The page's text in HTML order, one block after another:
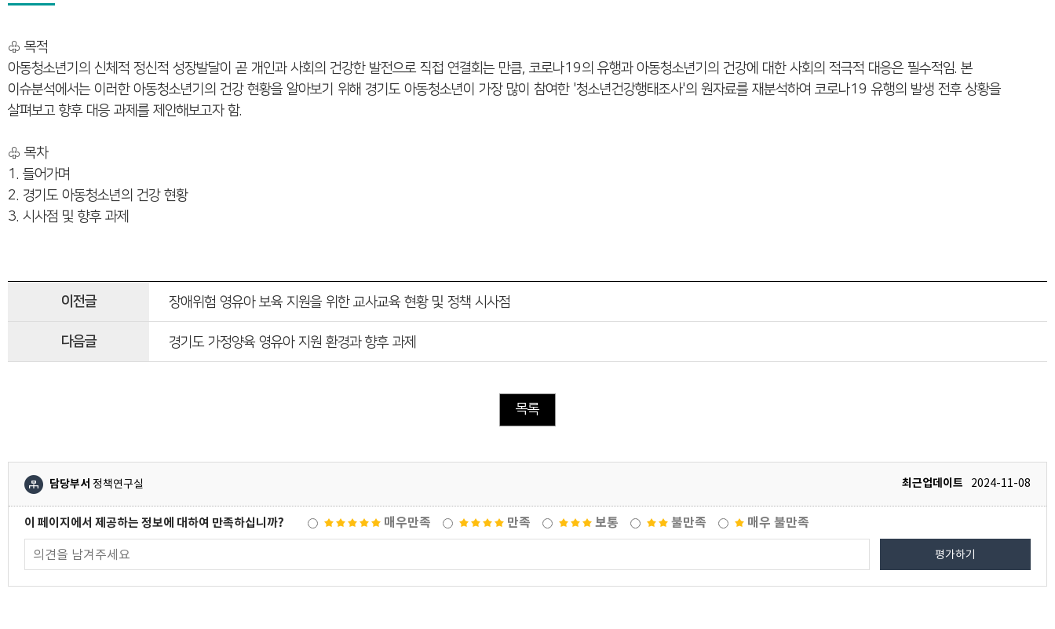
♧ 목적
아동청소년기의 신체적 정신적 성장발달이 곧 개인과 사회의 건강한 발전으로 직접 연결회는 만큼, 코로나19의 유행과 아동청소년기의 건강에 대한 사회의 적극적 대응은 필수적임. 본
이슈분석에서는 이러한 아동청소년기의 건강 현황을 알아보기 위해 경기도 아동청소년이 가장 많이 참여한 '청소년건강행태조사'의 원자료를 재분석하여 코로나19 유행의 발생 전후 상황을
살펴보고 향후 대응 과제를 제안해보고자 함.
♧ 목차
1. 들어가며
2. 경기도 아동청소년의 건강 현황
3. 시사점 및 향후 과제
이전글 장애위험 영유아 보육 지원을 위한 교사교육 현황 및 정책 시사점
다음글 경기도 가정양육 영유아 지원 환경과 향후 과제
목록
담당부서 정책연구실 최근업데이트 2024-11-08
이 페이지에서 제공하는 정보에 대하여 만족하십니까? 매우만족 만족 보통 불만족 매우 불만족
평가하기